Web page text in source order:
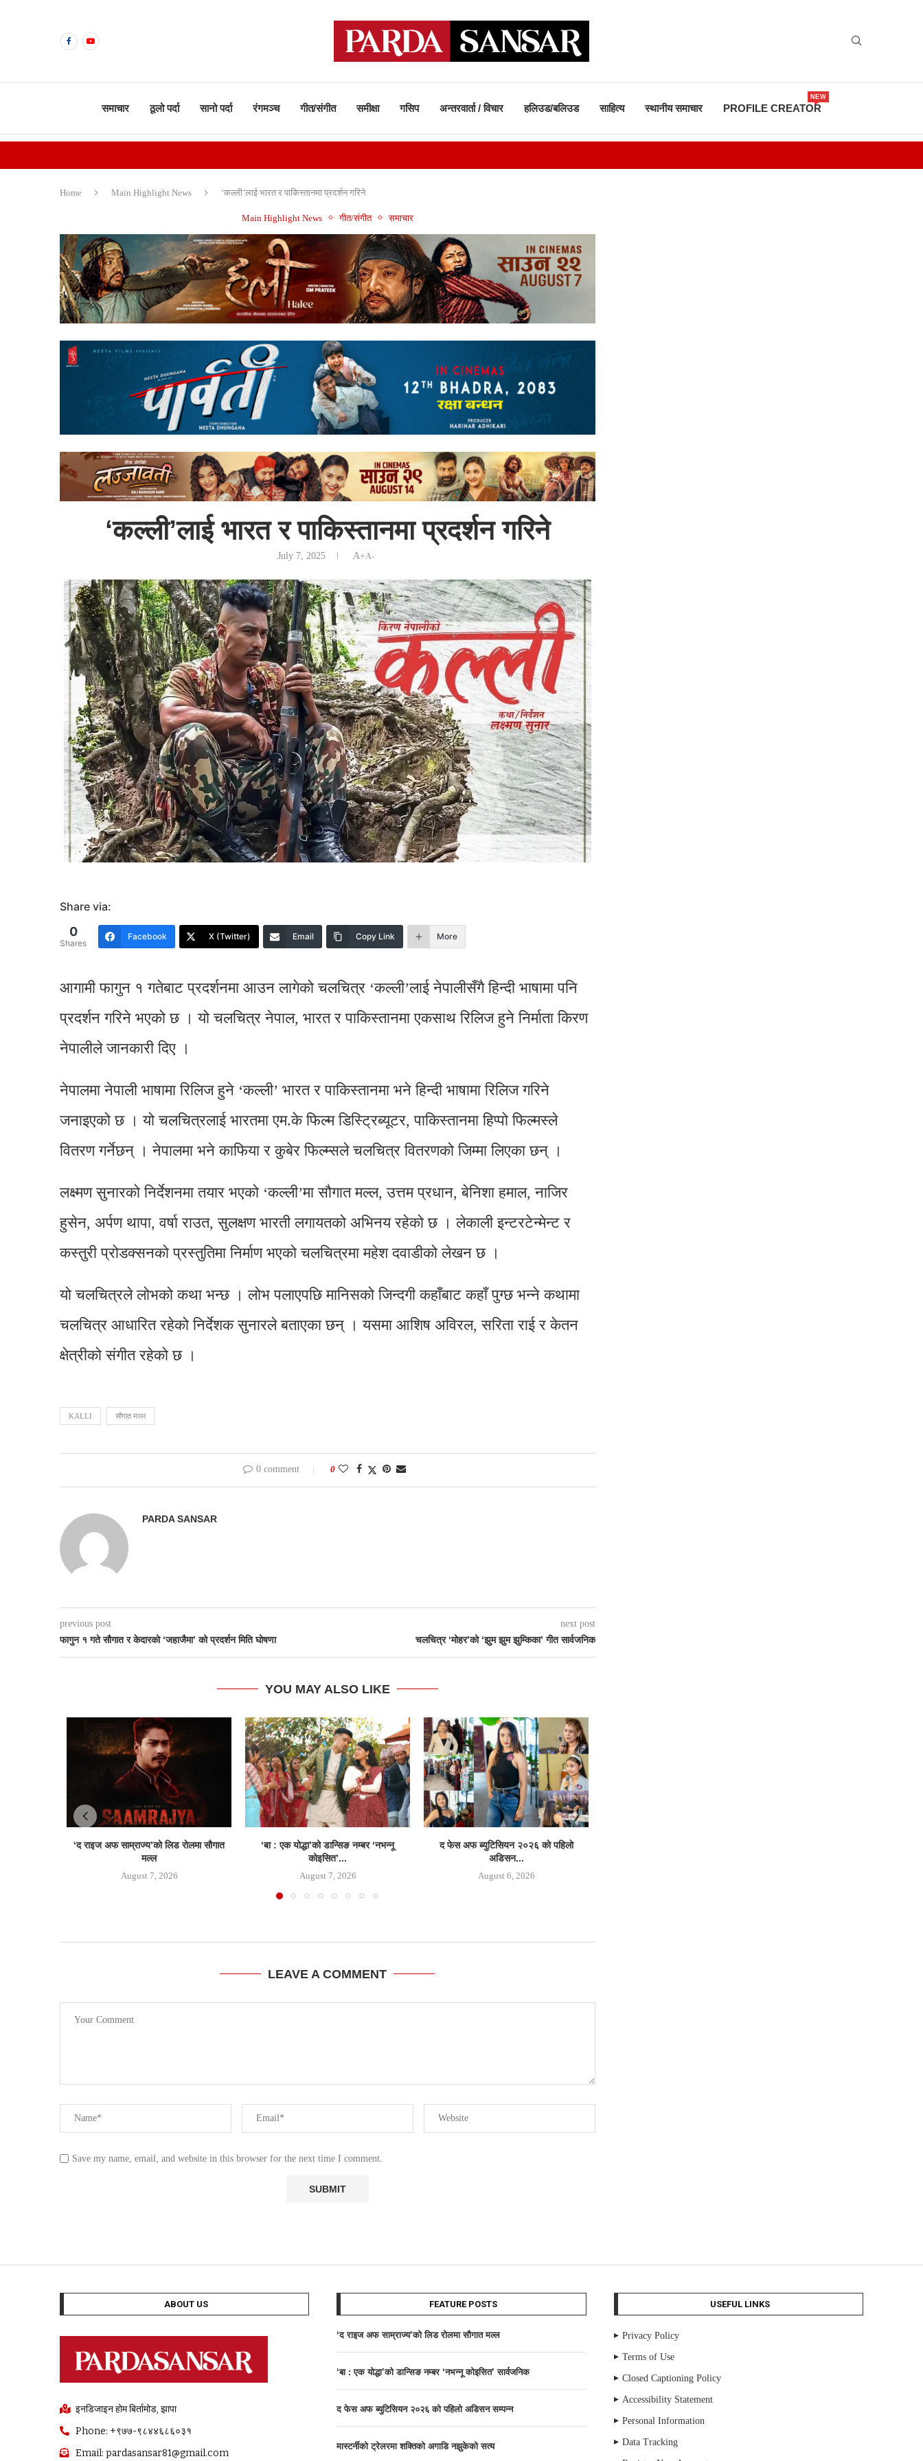
समाचार ठूलो पर्दा सानो पर्दा रंगमञ्च गीत/संगीत समीक्षा गसिप अन्तरवार्ता / विचार हलिउड/बलिउड साहित्य स्थानीय समाचार PROFILE CREATOR
NEW
Home Main Highlight News ‘कल्ली’लाई भारत र पाकिस्तानमा प्रदर्शन गरिने
Main Highlight News गीत/संगीत समाचार
‘कल्ली’लाई भारत र पाकिस्तानमा प्रदर्शन गरिने
July 7, 2025 A+A-
Share via:
0
Shares
Facebook X (Twitter) Email Copy Link More
आगामी फागुन १ गतेबाट प्रदर्शनमा आउन लागेको चलचित्र ‘कल्ली’लाई नेपालीसँगै हिन्दी भाषामा पनि
प्रदर्शन गरिने भएको छ । यो चलचित्र नेपाल, भारत र पाकिस्तानमा एकसाथ रिलिज हुने निर्माता किरण
नेपालीले जानकारी दिए ।
नेपालमा नेपाली भाषामा रिलिज हुने ‘कल्ली’ भारत र पाकिस्तानमा भने हिन्दी भाषामा रिलिज गरिने
जनाइएको छ । यो चलचित्रलाई भारतमा एम.के फिल्म डिस्ट्रिब्यूटर, पाकिस्तानमा हिप्पो फिल्मस्ले
वितरण गर्नेछन् । नेपालमा भने काफिया र कुबेर फिल्म्सले चलचित्र वितरणको जिम्मा लिएका छन् ।
लक्ष्मण सुनारको निर्देशनमा तयार भएको ‘कल्ली’मा सौगात मल्ल, उत्तम प्रधान, बेनिशा हमाल, नाजिर
हुसेन, अर्पण थापा, वर्षा राउत, सुलक्षण भारती लगायतको अभिनय रहेको छ । लेकाली इन्टरटेन्मेन्ट र
कस्तुरी प्रोडक्सनको प्रस्तुतिमा निर्माण भएको चलचित्रमा महेश दवाडीको लेखन छ ।
यो चलचित्रले लोभको कथा भन्छ । लोभ पलाएपछि मानिसको जिन्दगी कहाँबाट कहाँ पुग्छ भन्ने कथामा
चलचित्र आधारित रहेको निर्देशक सुनारले बताएका छन् । यसमा आशिष अविरल, सरिता राई र केतन
क्षेत्रीको संगीत रहेको छ ।
KALLI सौगात मल्ल
0 comment 0
PARDA SANSAR
previous post
फागुन १ गते सौगात र केदारको ‘जहाजैमा’ को प्रदर्शन मिति घोषणा
next post
चलचित्र ‘मोहर’को ‘झुम झुम झुम्किका’ गीत सार्वजनिक
YOU MAY ALSO LIKE
‘द राइज अफ साम्राज्य’काे लिड राेलमा सौगात
मल्ल
August 7, 2026
‘बा : एक योद्धा’को डान्सिङ नम्बर ‘नभन्नू
कोइसित’...
August 7, 2026
द फेस अफ ब्युटिसियन २०२६ काे पहिलाे
अडिसन...
August 6, 2026
LEAVE A COMMENT
Save my name, email, and website in this browser for the next time I comment.
ABOUT US
इनडिजाइन होम बिर्तामोड, झापा
Phone: +९७७-९८४४६८६०३१
Email: pardasansar81@gmail.com
FEATURE POSTS
‘द राइज अफ साम्राज्य’काे लिड राेलमा सौगात मल्ल
‘बा : एक योद्धा’को डान्सिङ नम्बर ‘नभन्नू कोइसित’ सार्वजनिक
द फेस अफ ब्युटिसियन २०२६ काे पहिलाे अडिसन सम्पन्न
मास्टर्नीकाे ट्रेलरमा शक्तिकाे अगाडि नझुकेकाे सत्य
USEFUL LINKS
Privacy Policy
Terms of Use
Closed Captioning Policy
Accessibility Statement
Personal Information
Data Tracking